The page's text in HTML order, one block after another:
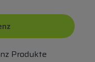
Produkte